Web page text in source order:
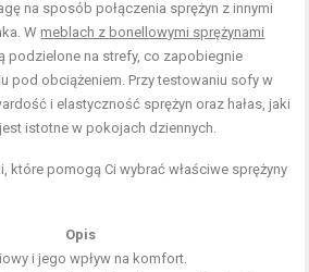
na sposób połączenia sprężyn z innymi
W meblach z bonellowymi sprężynami
podzielone na strefy, co zapobiegnie
pod obciążeniem. Przy testowaniu sofy w
i elastyczność sprężyn oraz hałas, jaki
istotne w pokojach dziennych.
które pomogą Ci wybrać właściwe sprężyny
Opis
i jego wpływ na komfort